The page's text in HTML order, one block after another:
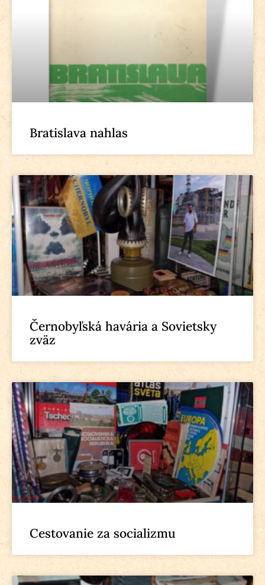
Bratislava nahlas
Černobyľská havária a Sovietsky
zväz
Cestovanie za socializmu